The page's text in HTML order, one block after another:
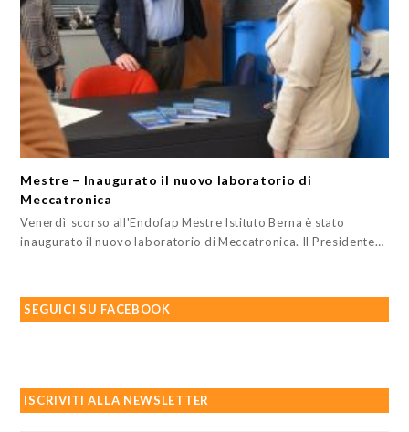
Mestre – Inaugurato il nuovo laboratorio di
Meccatronica
Venerdì scorso all'Endofap Mestre Istituto Berna è stato
inaugurato il nuovo laboratorio di Meccatronica. Il Presidente…
SEGUICI SU FACEBOOK
ISCRIVITI ALLA NEWSLETTER